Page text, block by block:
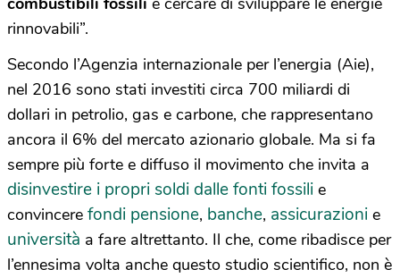
rinnovabili”.
Secondo l’Agenzia internazionale per l’energia (Aie),
nel 2016 sono stati investiti circa 700 miliardi di
dollari in petrolio, gas e carbone, che rappresentano
ancora il 6% del mercato azionario globale. Ma si fa
sempre più forte e diffuso il movimento che invita a
disinvestire i propri soldi dalle fonti fossili e
convincere fondi pensione, banche, assicurazioni e
università a fare altrettanto. Il che, come ribadisce per
l’ennesima volta anche questo studio scientifico, non è